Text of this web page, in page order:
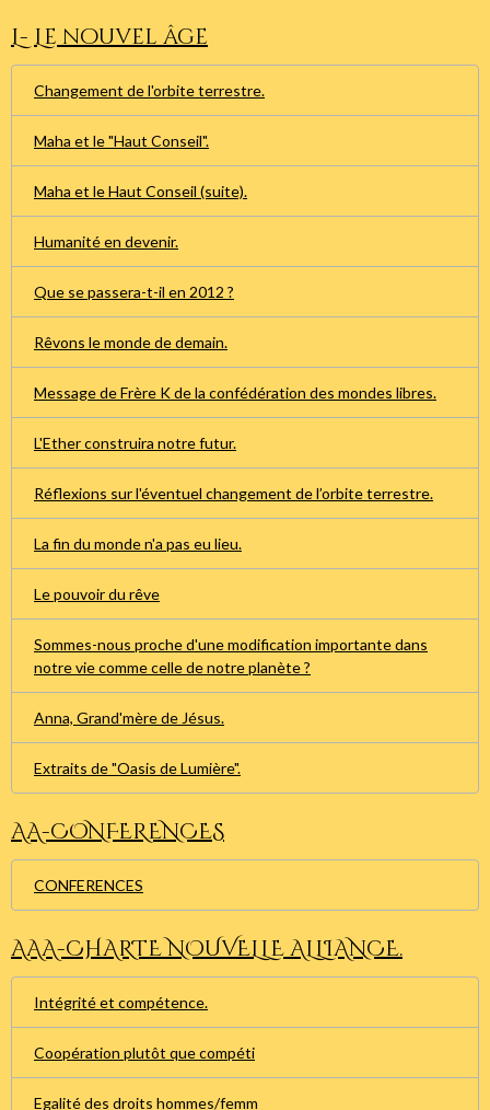
L- Le nouvel âge
Changement de l'orbite terrestre.
Maha et le "Haut Conseil".
Maha et le Haut Conseil (suite).
Humanité en devenir.
Que se passera-t-il en 2012 ?
Rêvons le monde de demain.
Message de Frère K de la confédération des mondes libres.
L'Ether construira notre futur.
Réflexions sur l'éventuel changement de l’orbite terrestre.
La fin du monde n'a pas eu lieu.
Le pouvoir du rêve
Sommes-nous proche d'une modification importante dans
notre vie comme celle de notre planète ?
Anna, Grand'mère de Jésus.
Extraits de "Oasis de Lumière".
AA-CONFERENCES
CONFERENCES
AAA-CHARTE NOUVELLE ALLIANCE.
Intégrité et compétence.
Coopération plutôt que compéti
Egalité des droits hommes/femm